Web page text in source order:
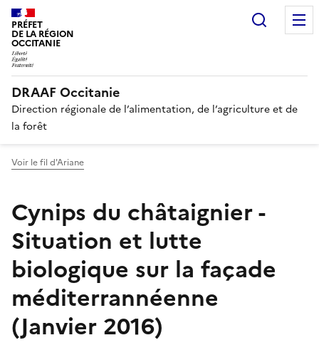
PRÉFET
DE LA RÉGION
OCCITANIE
DRAAF Occitanie
Direction régionale de l’alimentation, de l’agriculture et de
la forêt
Voir le fil d'Ariane
Cynips du châtaignier -
Situation et lutte
biologique sur la façade
méditerrannéenne
(Janvier 2016)